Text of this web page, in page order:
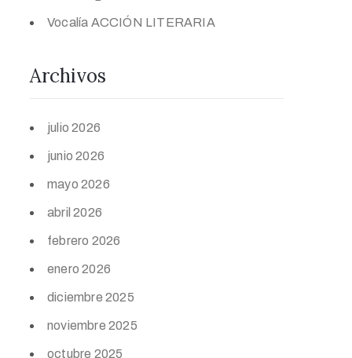
Vocalía ACCIÓN LITERARIA
Archivos
julio 2026
junio 2026
mayo 2026
abril 2026
febrero 2026
enero 2026
diciembre 2025
noviembre 2025
octubre 2025